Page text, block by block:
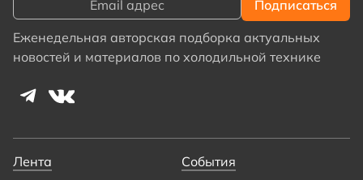
Еженедельная авторская подборка актуальных
новостей и материалов по холодильной технике
Лента События